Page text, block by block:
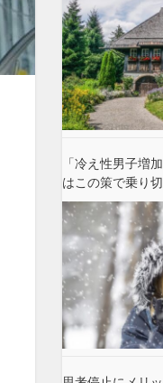
「冷え性男子増
はこの策で乗り